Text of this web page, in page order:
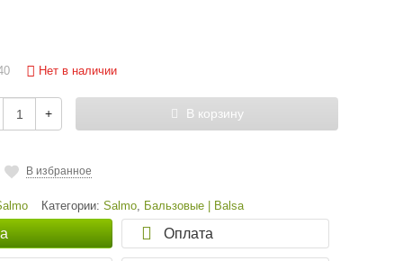
Нет в наличии
+ В корзину
В избранное
Категории:Salmo, Бальзовые | Balsa
Оплата